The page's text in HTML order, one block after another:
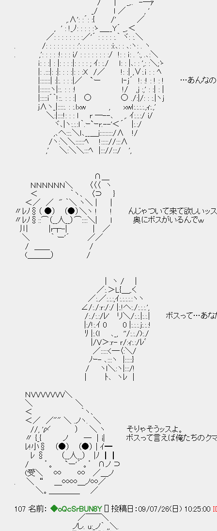
/ | _,.. -―ｧ
_/ ｌ ／ , '
,.∧': :´: :{ /' ／
, ' : !_ﾉ: : : : :ゝ＿__Y´ _,.＜
／: : : : : : : :／'´ : : : : :.｀ ヾ: :.＼
. /: : : : : : : : :': : : : : : : : :i:､: : ､:ヽ: . ヽ
. ,': : : : :!: : : i/ : : : : : : : :/ !: : ｉ: . ':, .､:＼
ｉ: : :| : |: : : :|: : : : ; ｲ: :./ ｌ: : |､: : ',: :＼;ゝ
|: .:::|: :|: : : :|: : :X /／ !: :| ,∨:.ｉ : : ﾍ
|:::::::| :|:. : : :|／ `ー ｌ‐j´ !: :! : ! : ! …あんなのは
|:::::::ヽ|::. : : :! !/ ,j :,' : :| : |
|:::::i´｀!::. : : :| ○ ○ ./:|/: : :.|ヽj
j∧ヽ_|:::::. : :.ｌxw , xwｌ:.:.:.:.,ｨ:.,'
＼:|::::!: : : ｌ r ―--､ ,. ｲ:.:.:/ i/
ヾ､|ヽ:.:.:ｌ｀.ｰ`ｰr.--'＜´ |:.:/
,､へ:::.＼ｌ､__＿ｊ:::::::::/∧ !/
/ヽ:＼＼::::::ﾍ !::::://:::∧
,' ＼:＼＼:::ﾍ |::://:::/ ',
∩＿
ＮＮＮＮＮＮ＼ 〈〈〈 ヽ
＜ ｀ヽ､ 〈⊃ }
＜／ ／ " ｀＼ ヽ＼ | |
〃ﾚﾉ§（ ●） （●）＼ヽ ! ! んじゃついて来て欲しいッ
〃ﾚﾉ§::⌒（__人__）⌒::::＼| l 奥にボスがいるんでｗ
川 |r┬-| | ／
＼ ｀ ー'´ ／／
/ ＿＿ /
(＿＿＿） /
| ヽ / |
／:.＞L{＿,.く
／:.／:.:.:,ｲ:.:.:.:.:ヽヽ
∠/:./:ｒ:/:/ |:.!へ:./:.:.:.',
/:./:.:/ﾚ' リ＼/:.:.|:.:.| ボスって…あなた
|:/!:.ｲ 0 0 |:.:.:.j:.:.:!
ﾘ |:.(ｌ ､_, ''/:.:./):./
|/V＞:ｒ- ｒ/:ｨ:.:/ﾚﾞ
／:::::<―〈:＼/
ﾉｰ- ､:::ヽ |:::::}
/ ヽｌ＼:ヽ|:::/!
| ﾄ､ ヽﾚ |
ＮVVVVVVV＼
＼ ＼
＜ ｀ヽ､
＜／ ／"" ＼ .ノヽ. ＼
//, '〆 ） ＼ ヽ そりゃそうッスよ。
〃 {_{ ノ ─ │i| ボスって言えば俺たちのクマーボ
ﾚ!小§ （●） （●） | ｲ━
ﾚ § （__人__） |ﾉ ┃┃
/ ゜。 `ー'´ 。゜ ∩ノ ⊃
(受＼ ∞ ∞ ／＿ノ
. ＼ “ ＿∞∞＿ノ∞／
＼。＿＿＿＿ ／
107 名前： ◆oQcSrBUN8Y [] 投稿日：09/07/26(日) 10:25:00
／￣￣＼
ノし. u:_ノ｀ ,,＼.